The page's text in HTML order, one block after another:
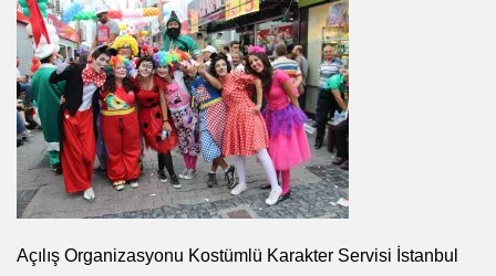
Açılış Organizasyonu Kostümlü Karakter Servisi İstanbul